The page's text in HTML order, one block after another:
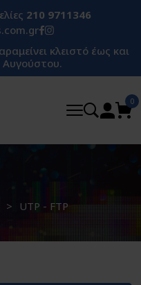
κλειστό έως και
210 9711346
0
UTP - FTP